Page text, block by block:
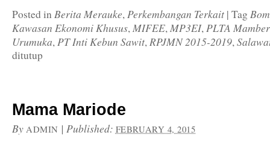
Posted inBerita Merauke,Perkembangan Terkait | Tag
Kawasan Ekonomi Khusus,MIFEE,MP3EI,PLTA
Urumuka,PT Inti Kebun Sawit,RPJMN 2015-2019,
ditutup
Mama Mariode
By ADMIN | Published: FEBRUARY 4, 2015